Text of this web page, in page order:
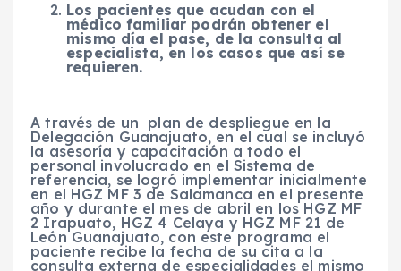
Los pacientes que acudan con el
médico familiar podrán obtener el
mismo día el pase, de la consulta al
especialista, en los casos que así se
requieren.
A través de un plan de despliegue en la
Delegación Guanajuato, en el cual se incluyó
la asesoría y capacitación a todo el
personal involucrado en el Sistema de
referencia, se logró implementar inicialmente
en el HGZ MF 3 de Salamanca en el presente
año y durante el mes de abril en los HGZ MF
2 Irapuato, HGZ 4 Celaya y HGZ MF 21 de
León Guanajuato, con este programa el
paciente recibe la fecha de su cita a la
consulta externa de especialidades el mismo